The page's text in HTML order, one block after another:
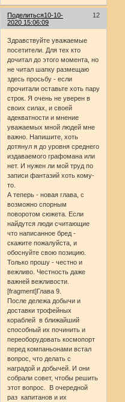
Поделиться 12
10-10-
2020 15:06:09
Здравствуйте уважаемые
посетители. Для тех кто
дочитал до этого момента, но
не читал шапку размещаю
здесь просьбу - если
прочитали оставьте хоть пару
строк. Я очень не уверен в
своих силах, и своей
адекватности и мнение
уважаемых мной людей мне
важно. Напишите, хоть
дотянул я до уровня среднего
издаваемого графомана или
нет. И нужен ли мой труд по
записи фантазий хоть кому-
то.
А теперь - новая глава, с
возможно спорным
поворотом сюжета. Если
найдутся люди считающие
что написанное бред -
скажите пожалуйста, и
обоснуйте свою позицию.
Только прошу - честно и
вежливо. Честность даже
важней вежливости.
[fragment]Глава 9.
После дележа добычи и
доставки трофейных
кораблей в ближайший
способный их починить и
переоборудовать космопорт
перед компаньонами встал
вопрос, что делать с
наградой и добычей. И они
собрали совет, чтобы решить
этот вопрос. В очередной
раз капитанов и их